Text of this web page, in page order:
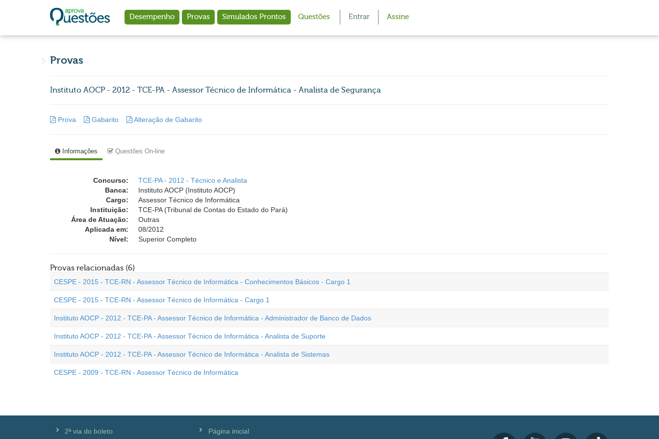
Desempenho Provas Simulados Prontos Questões Entrar Assine
Provas
Instituto AOCP - 2012 - TCE-PA - Assessor Técnico de Informática - Analista de Segurança
Prova Gabarito Alteração de Gabarito
Informações Questões On-line
Concurso:
TCE-PA - 2012 - Técnico e Analista
Banca:
Instituto AOCP (Instituto AOCP)
Cargo:
Assessor Técnico de Informática
Instituição:
TCE-PA (Tribunal de Contas do Estado do Pará)
Área de Atuação:
Outras
Aplicada em:
08/2012
Nível:
Superior Completo
Provas relacionadas (6)
CESPE - 2015 - TCE-RN - Assessor Técnico de Informática - Conhecimentos Básicos - Cargo 1
CESPE - 2015 - TCE-RN - Assessor Técnico de Informática - Cargo 1
Instituto AOCP - 2012 - TCE-PA - Assessor Técnico de Informática - Administrador de Banco de Dados
Instituto AOCP - 2012 - TCE-PA - Assessor Técnico de Informática - Analista de Suporte
Instituto AOCP - 2012 - TCE-PA - Assessor Técnico de Informática - Analista de Sistemas
CESPE - 2009 - TCE-RN - Assessor Técnico de Informática
2ª via do boleto Página inicial